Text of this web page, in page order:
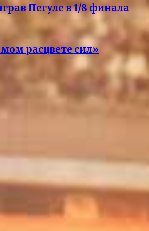
Пегуле в 1/8 финала
расцвете сил»